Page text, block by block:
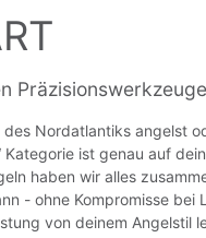
Nordatlantiks angelst
ist genau auf
haben wir alles
- ohne Kompromisse bei
von deinem Angelstil